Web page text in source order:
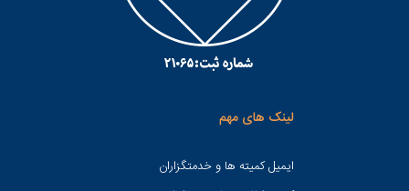
لینک های مهم
ایمیل کمیته ها و خدمتگزاران